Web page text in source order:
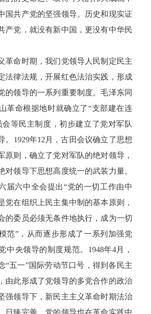
国共产党的坚强领导。历史和现实证
产党，就没有新中国，更没有中华民
命时期，我们党领导人民制定民主
法律法规，开展红色法治实践，形成
的领导的一系列重要制度。毛泽东同
革命根据地时就确立了“支部建在连
会等民主制度，初步建立了党对军队
。1929年12月，古田会议确立了思想
原则，确立了党对军队的绝对领导，
对领导下思想高度统一的武装力量。
届六中全会提出“党的一切工作由中
党在组织上民主集中制的基本原则，
的委员必须无条件地执行，成为一切
范”，从而逐步形成了一系列加强党
中央领导的制度规范。1948年4月，
“五一”国际劳动节口号，得到各民主
由此形成了党领导的多党合作的政治
强领导下，新民主主义革命时期法治
日臻完善，党的领导也在革命实践中